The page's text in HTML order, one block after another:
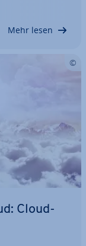
Cloud
Mehr lesen
Cloud-